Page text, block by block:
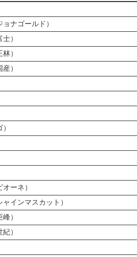
ョナゴールド）
）
）
）
ーネ）
インマスカット）
）
）